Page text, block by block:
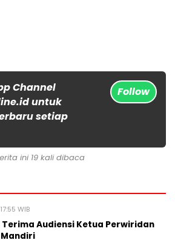
Channel
untuk
setiap
Follow
ini 19 kali dibaca
WIB
Audiensi Ketua Perwiridan